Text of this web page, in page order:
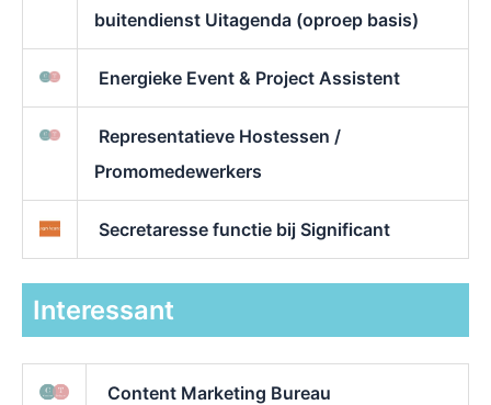
buitendienst Uitagenda (oproep basis)
Energieke Event & Project Assistent
Representatieve Hostessen /
Promomedewerkers
Secretaresse functie bij Significant
Interessant
Content Marketing Bureau